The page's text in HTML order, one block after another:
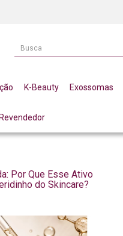
K-Beauty Exossomas
Por Que Esse Ativo
do Skincare?